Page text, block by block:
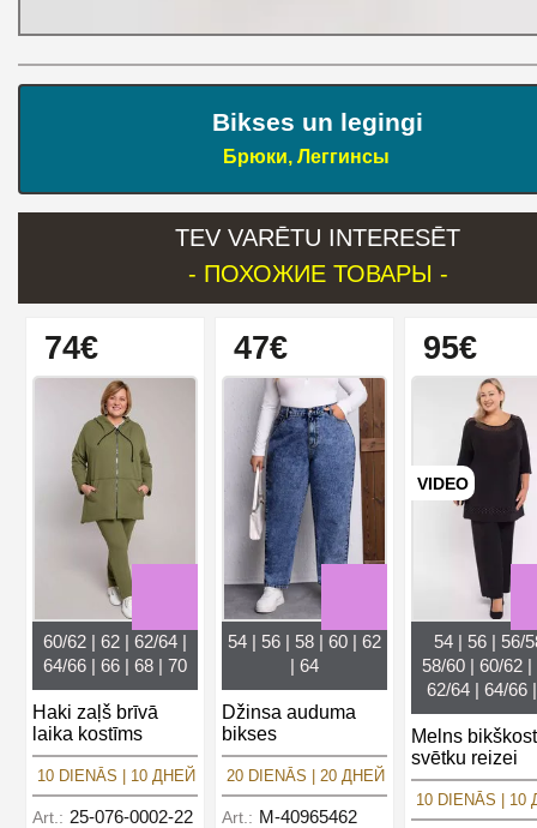
Bikses un legingi
Брюки, Леггинсы
TEV VARĒTU INTERESĒT
- ПОХОЖИЕ ТОВАРЫ -
74€
60/62 | 62 | 62/64 |
64/66 | 66 | 68 | 70
Haki zaļš brīvā
laika kostīms
10 DIENĀS | 10 ДНЕЙ
Art.: 25-076-0002-22
47€
54 | 56 | 58 | 60 | 62
| 64
Džinsa auduma
bikses
20 DIENĀS | 20 ДНЕЙ
Art.: M-40965462
95€
VIDEO
54 | 56 | 56/
58/60 | 60/62 |
62/64 | 64/66
Melns
svētku reizei
10 DIENĀS | 10